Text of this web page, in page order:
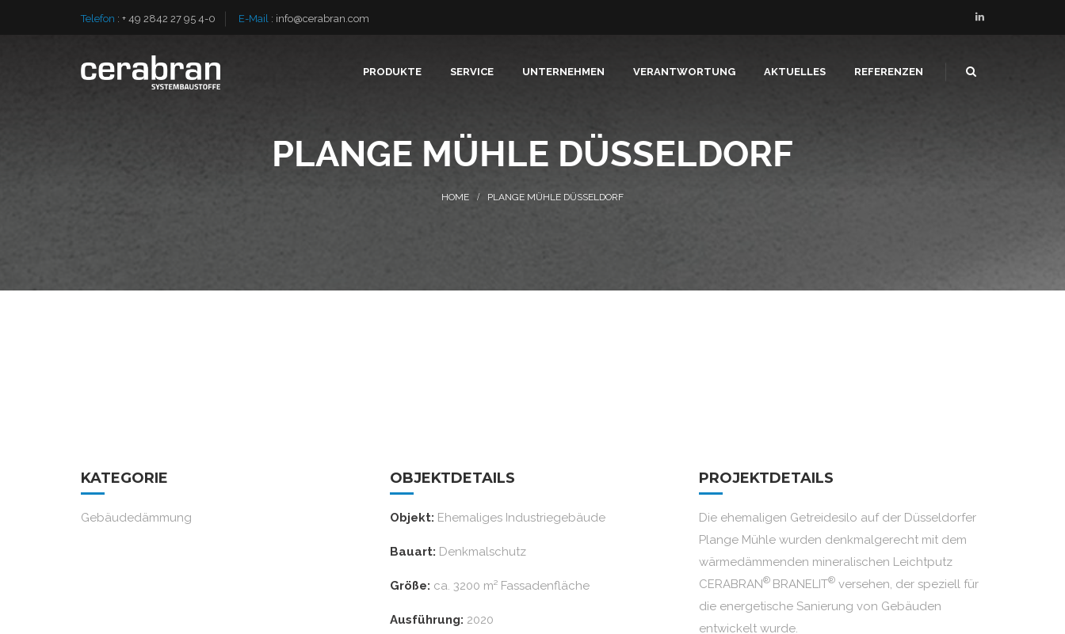
Telefon : + 49 2842 27 95 4-0 E-Mail : info@cerabran.com
PRODUKTE SERVICE UNTERNEHMEN VERANTWORTUNG AKTUELLES REFERENZEN
PLANGE MÜHLE DÜSSELDORF
PLANGE MÜHLE DÜSSELDORF
KATEGORIE
Gebäudedämmung
OBJEKTDETAILS
Objekt: Ehemaliges Industriegebäude
Bauart: Denkmalschutz
Größe: ca. 3200 m² Fassadenfläche
Ausführung: 2020
PROJEKTDETAILS
Die ehemaligen Getreidesilo auf der Düsseldorfer
Plange Mühle wurden denkmalgerecht mit dem
wärmedämmenden mineralischen Leichtputz
CERABRAN® BRANELIT® versehen, der speziell für
die energetische Sanierung von Gebäuden
entwickelt wurde.